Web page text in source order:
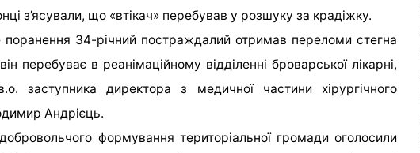
з’ясували, що «втікач» перебував у розшуку за крадіжку.
поранення 34-річний постраждалий отримав переломи стегна
перебуває в реанімаційному відділенні броварської лікарні,
заступника директора з медичної частини хірургічного
Андрієць.
формування територіальної громади оголосили